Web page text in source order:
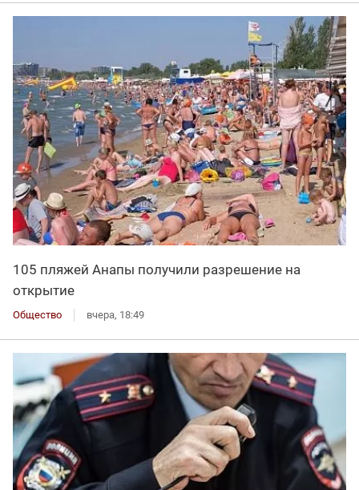
105 пляжей Анапы получили разрешение на
открытие
Общество вчера, 18:49